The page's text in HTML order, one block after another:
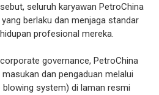
seluruh karyawan PetroChina
berlaku dan menjaga standar
profesional mereka.
governance, PetroChina
dan pengaduan melalui
system) di laman resmi